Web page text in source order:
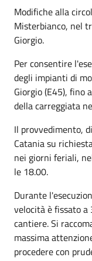
Modifiche alla
Misterbianco, nel
Giorgio.
Per consentire
degli impianti di
Giorgio (E45),
della carreggiata
Il provvedimento,
Catania su
nei giorni feriali,
le 18.00.
Durante
velocità è fissato
cantiere. Si
massima
procedere con